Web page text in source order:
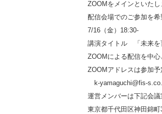
ZOOMをメインといたし
配信会場でのご参加を希
7/16（金）18:30-
講演タイトル 「未来を
ZOOMによる配信を中心
ZOOMアドレスは参加
k-yamaguchi@fis-
運営メンバーは下記会議
東京都千代田区神田錦